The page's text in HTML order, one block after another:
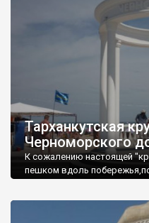
Тарханкутская
Черноморского
К сожалению настоящей
пешком вдоль